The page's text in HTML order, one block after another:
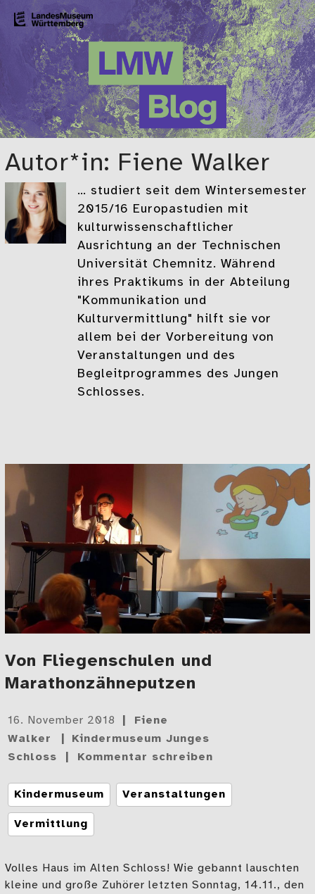
Zum Hauptinhalt springen
LMW-Blog
Der Blog des Landesmuseums Württemberg
Autor*in: Fiene Walker
… studiert seit dem Wintersemester
2015/16 Europastudien mit
kulturwissenschaftlicher
Ausrichtung an der Technischen
Universität Chemnitz. Während
ihres Praktikums in der Abteilung
"Kommunikation und
Kulturvermittlung" hilft sie vor
allem bei der Vorbereitung von
Veranstaltungen und des
Begleitprogrammes des Jungen
Schlosses.
Von Fliegenschulen und
Marathonzähneputzen
Gepostet
am
16. November 2018
Fiene
Walker
Kindermuseum Junges
Schloss
Kommentar schreiben
Tags
Kindermuseum Veranstaltungen
Vermittlung
Volles Haus im Alten Schloss! Wie gebannt lauschten
kleine und große Zuhörer letzten Sonntag, 14.11., den